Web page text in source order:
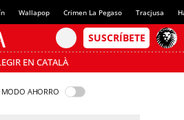
Wallapop Crimen La Pegaso Tracjusa
EN CATALÀ
AHORRO